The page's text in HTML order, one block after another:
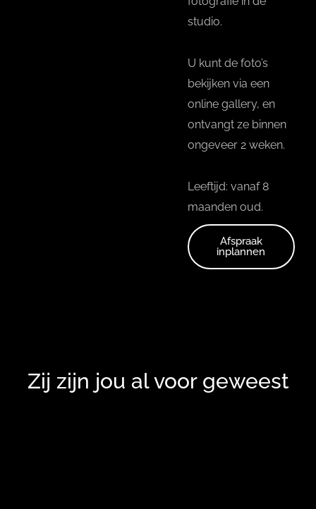
studio.
U kunt de foto’s
bekijken via een
online gallery, en
ontvangt ze binnen
ongeveer 2 weken.
Leeftijd: vanaf 8
maanden oud.
Afspraak
inplannen
Zij zijn jou al voor geweest